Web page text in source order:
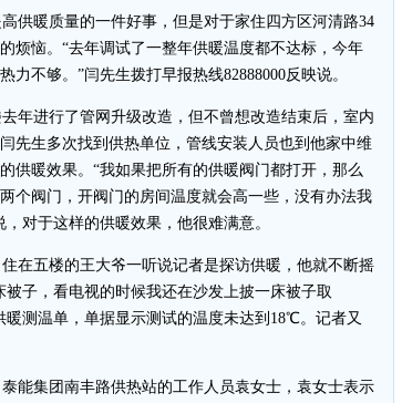
供暖质量的一件好事，但是对于家住四方区河清路34
烦恼。“去年调试了一整年供暖温度都不达标，今年
不够。”闫先生拨打早报热线82888000反映说。
年进行了管网升级改造，但不曾想改造结束后，室内
先生多次找到供热单位，管线安装人员也到他家中维
供暖效果。“我如果把所有的供暖阀门都打开，那么
个阀门，开阀门的房间温度就会高一些，没有办法我
对于这样的供暖效果，他很难满意。
在五楼的王大爷一听说记者是探访供暖，他就不断摇
子，看电视的时候我还在沙发上披一床被子取
测温单，单据显示测试的温度未达到18℃。记者又
能集团南丰路供热站的工作人员袁女士，袁女士表示